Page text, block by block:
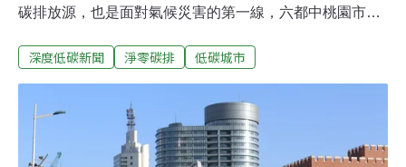
碳排放源，也是面對氣候災害的第一線，六都中桃園市、
新北市與高雄市也盡快訂出以2050年淨零碳排為目標的自
已完成2050淨零碳排路徑規劃，預計今年年底前正式公
布，有望成為我國第一個發布淨零碳排路徑的城市。佔我
國七成碳排 六都皆已宣布2050淨零碳排 卻未必入法今年
深度低碳新聞 淨零碳排 低碳城市